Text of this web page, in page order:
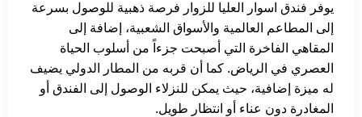
يوفر فندق اسوار العليا للزوار فرصة ذهبية للوصول بسرعة
إلى المطاعم العالمية والأسواق الشعبية، إضافة إلى
المقاهي الفاخرة التي أصبحت جزءاً من أسلوب الحياة
العصري في الرياض. كما أن قربه من المطار الدولي يضيف
له ميزة إضافية، حيث يمكن للنزلاء الوصول إلى الفندق أو
المغادرة دون عناء أو انتظار طويل.